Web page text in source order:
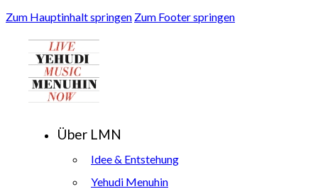
Zum Hauptinhalt springen Zum Footer springen
Über LMN
Idee & Entstehung
Yehudi Menuhin